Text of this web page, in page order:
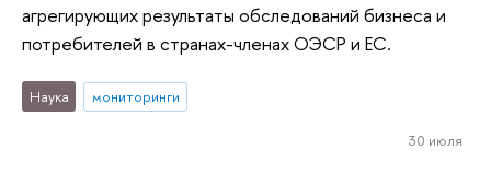
агрегирующих результаты обследований бизнеса и
потребителей в странах-членах ОЭСР и ЕС.
Наука мониторинги
30 июля